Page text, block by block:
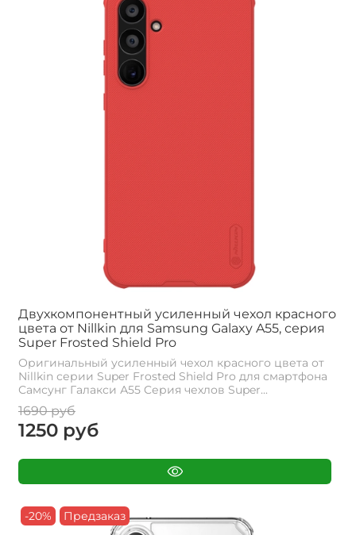
Двухкомпонентный усиленный чехол красного
цвета от Nillkin для Samsung Galaxy A55, серия
Super Frosted Shield Pro
Оригинальный усиленный чехол красного цвета от
Nillkin серии Super Frosted Shield Pro для смартфона
Самсунг Галакси А55 Cерия чехлов Super...
1690 руб
1250 руб
-20% Предзаказ